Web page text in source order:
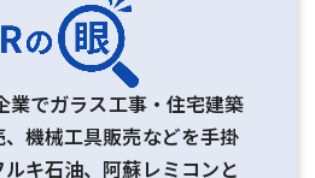
業でガラス工事・住宅建築
機械工具販売などを手掛
キ石油、阿蘇レミコンと